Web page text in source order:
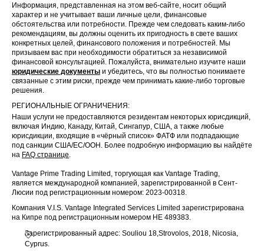
Информация, представленная на этом веб-сайте, носит общий
характер и не учитывает ваши личные цели, финансовые
обстоятельства или потребности. Прежде чем следовать каким-либо
рекомендациям, вы должны оценить их пригодность в свете ваших
конкретных целей, финансового положения и потребностей. Мы
призываем вас при необходимости обратиться за независимой
финансовой консультацией. Пожалуйста, внимательно изучите наши
юридические документы и убедитесь, что вы полностью понимаете
связанные с этим риски, прежде чем принимать какие-либо торговые
решения.
РЕГИОНАЛЬНЫЕ ОГРАНИЧЕНИЯ:
Наши услуги не предоставляются резидентам некоторых юрисдикций,
включая Индию, Канаду, Китай, Сингапур, США, а также любые
юрисдикции, входящие в «чёрный список» ФАТФ или подпадающие
под санкции США/ЕС/ООН. Более подробную информацию вы найдёте
на FAQ странице
Vantage Prime Trading Limited, торгующая как Vantage Trading,
является международной компанией, зарегистрированной в Сент-
Люсии под регистрационным номером: 2023-00318.
Компания V.I.S. Vantage Integrated Services Limited зарегистрирована
на Кипре под регистрационным номером HE 489383.
Зарегистрированный адрес: Souliou 18,Strovolos, 2018, Nicosia,
Cyprus.